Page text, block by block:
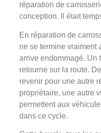
réparation de
conception. Il était
En réparation de
ne se termine vraiment
arrive endommagé. Un
retourne sur la route.
revenir pour une autre
propriétaire, une autre
permettent aux
dans ce cycle.